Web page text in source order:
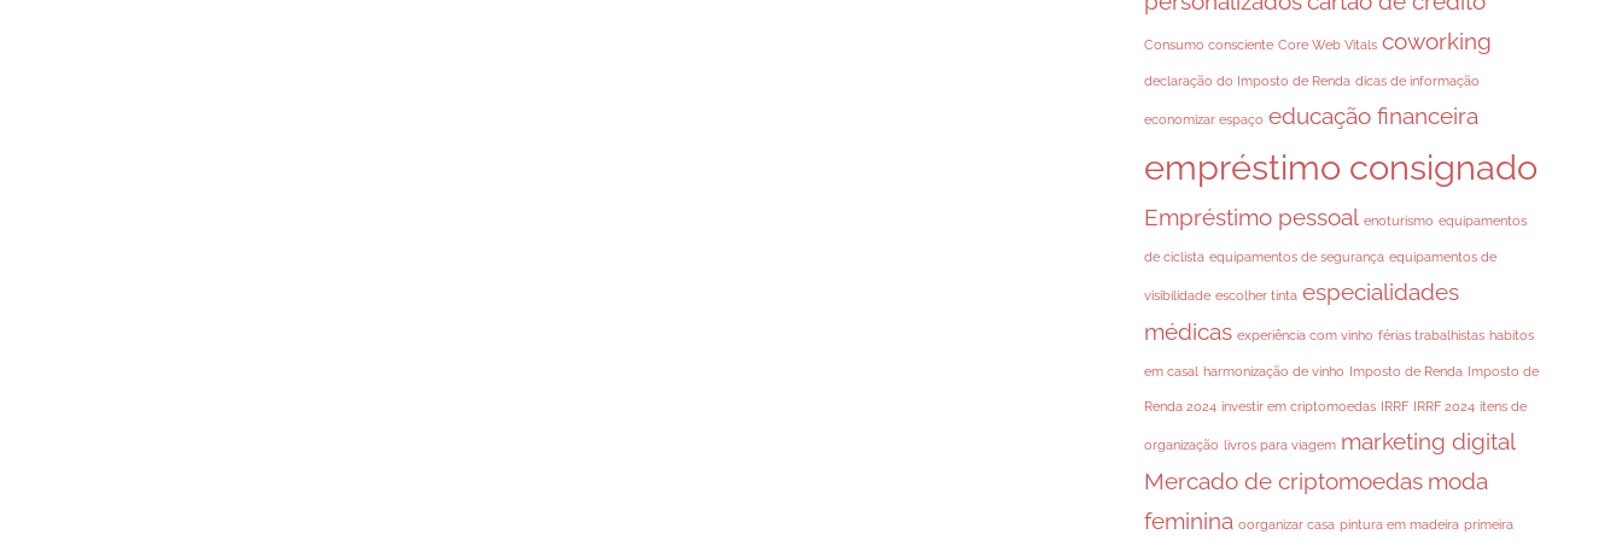
Consumo consciente Core Web Vitals coworking
declaração do Imposto de Renda dicas de informação
economizar espaço educação financeira
empréstimo consignado
Empréstimo pessoal enoturismo equipamentos
de ciclista equipamentos de segurança equipamentos de
visibilidade escolher tinta especialidades
médicas experiência com vinho férias trabalhistas habitos
em casal harmonização de vinho Imposto de Renda Imposto de
Renda 2024 investir em criptomoedas IRRF IRRF 2024 itens de
organização livros para viagem marketing digital
Mercado de criptomoedas moda
feminina oorganizar casa pintura em madeira primeira